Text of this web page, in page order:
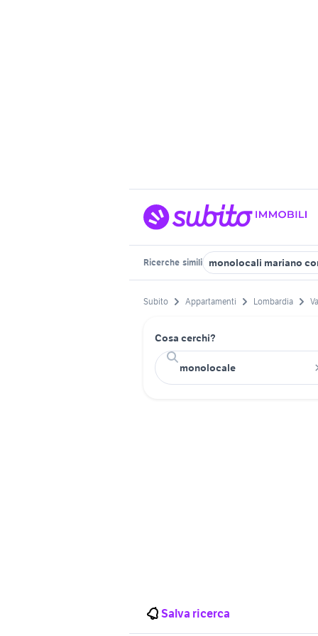
Ricerche simili monolocali mariano
Subito Appartamenti Lombardia
Cosa cerchi?
Salva ricerca